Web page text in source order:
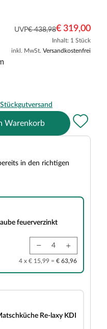
UVP€ 438,98€ 319,00
Inhalt: 1 Stück
inkl. MwSt. Versandkostenfrei
Warenkorb
in den richtigen
feuerverzinkt
4 x € 15,99 = € 63,96
Re-laxy KDI